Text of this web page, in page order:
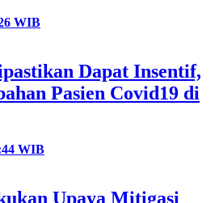
WIB
Dapat Insentif,
Pasien Covid19 di
WIB
Upaya Mitigasi